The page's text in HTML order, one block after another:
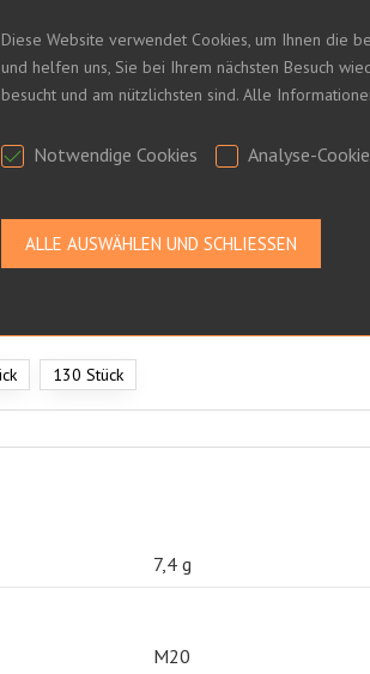
SIE SICH AN, UM
bestellter Stückzahl.
130 Stück
7,4 g
M20
Diese Website verwendet Cookies, um Ihnen die
und helfen uns, Sie bei Ihrem nächsten Besuch
besucht und am nützlichsten sind. Alle
Notwendige Cookies Analyse-